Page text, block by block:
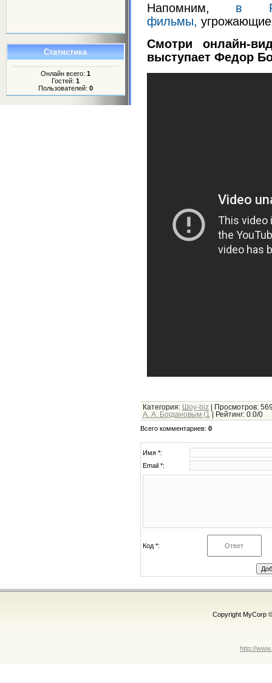
Статистика
Онлайн всего: 1
Гостей: 1
Пользователей: 0
Напомним, в
фильмы,
Смотри онлайн-
выступает Федор
Категория: Шоу-biz| Просмотров:
А. А. Богдановым (1
Рейтинг: 0.0/0
Всего комментариев: 0
Имя *:
Email *:
Код *:
Copyright MyCorp
http://